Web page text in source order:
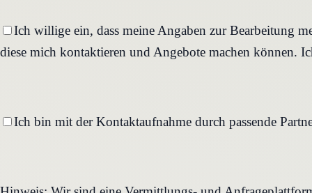
Ich willige ein, dass meine Angaben zur Bearbeitung
diese mich kontaktieren und Angebote machen können.
Ich bin mit der Kontaktaufnahme durch passende